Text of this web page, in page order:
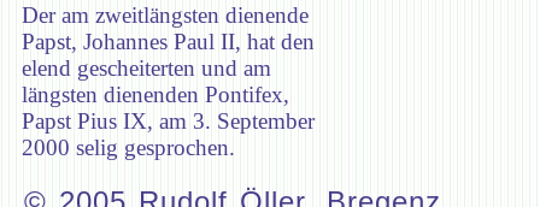
Der am zweitlängsten dienende
Papst, Johannes Paul II, hat den
elend gescheiterten und am
längsten dienenden Pontifex,
Papst Pius IX, am 3. September
2000 selig gesprochen.